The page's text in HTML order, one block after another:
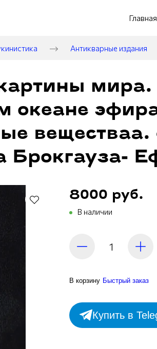
Главная
Антикварные издания
океане
Брокгауза-
8000 руб.
В наличии
В корзину Быстрый заказ
Купить в